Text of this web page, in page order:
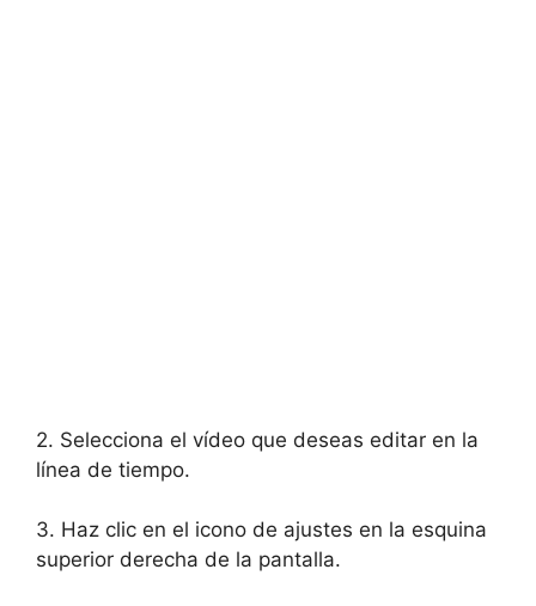
2. Selecciona el vídeo que deseas editar ⁤en la
línea de ⁤tiempo.
3. Haz clic en⁢ el⁣ icono de ajustes en⁣ la esquina
superior derecha ‍de ⁢la pantalla.